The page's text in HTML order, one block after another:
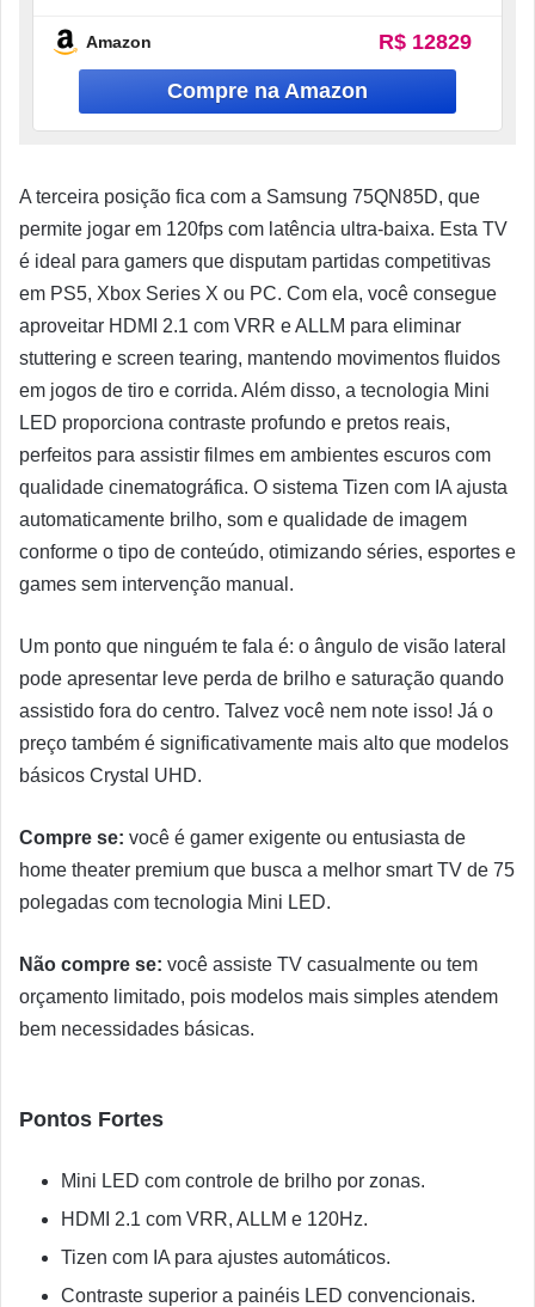
Amazon R$ 12829
A terceira posição fica com a Samsung 75QN85D, que
permite jogar em 120fps com latência ultra-baixa. Esta TV
é ideal para gamers que disputam partidas competitivas
em PS5, Xbox Series X ou PC. Com ela, você consegue
aproveitar HDMI 2.1 com VRR e ALLM para eliminar
stuttering e screen tearing, mantendo movimentos fluidos
em jogos de tiro e corrida. Além disso, a tecnologia Mini
LED proporciona contraste profundo e pretos reais,
perfeitos para assistir filmes em ambientes escuros com
qualidade cinematográfica. O sistema Tizen com IA ajusta
automaticamente brilho, som e qualidade de imagem
conforme o tipo de conteúdo, otimizando séries, esportes e
games sem intervenção manual.
Um ponto que ninguém te fala é: o ângulo de visão lateral
pode apresentar leve perda de brilho e saturação quando
assistido fora do centro. Talvez você nem note isso! Já o
preço também é significativamente mais alto que modelos
básicos Crystal UHD.
Compre se: você é gamer exigente ou entusiasta de
home theater premium que busca a melhor smart TV de 75
polegadas com tecnologia Mini LED.
Não compre se: você assiste TV casualmente ou tem
orçamento limitado, pois modelos mais simples atendem
bem necessidades básicas.
Pontos Fortes
Mini LED com controle de brilho por zonas.
HDMI 2.1 com VRR, ALLM e 120Hz.
Tizen com IA para ajustes automáticos.
Contraste superior a painéis LED convencionais.